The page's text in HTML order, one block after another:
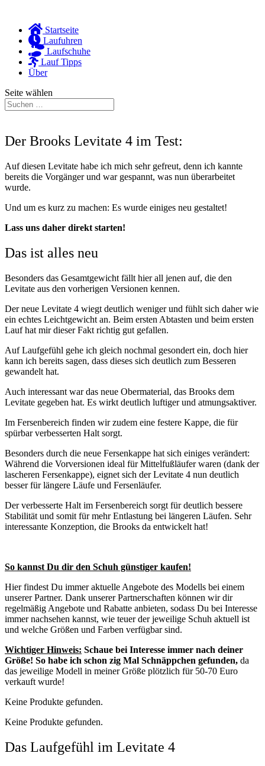
Startseite
Laufuhren
Laufschuhe
Lauf Tipps
Über
Seite wählen
Der Brooks Levitate 4 im Test:
Auf diesen Levitate habe ich mich sehr gefreut, denn ich kannte
bereits die Vorgänger und war gespannt, was nun überarbeitet
wurde.
Und um es kurz zu machen: Es wurde einiges neu gestaltet!
Lass uns daher direkt starten!
Das ist alles neu
Besonders das Gesamtgewicht fällt hier all jenen auf, die den
Levitate aus den vorherigen Versionen kennen.
Der neue Levitate 4 wiegt deutlich weniger und fühlt sich daher wie
ein echtes Leichtgewicht an. Beim ersten Abtasten und beim ersten
Lauf hat mir dieser Fakt richtig gut gefallen.
Auf Laufgefühl gehe ich gleich nochmal gesondert ein, doch hier
kann ich bereits sagen, dass dieses sich deutlich zum Besseren
gewandelt hat.
Auch interessant war das neue Obermaterial, das Brooks dem
Levitate gegeben hat. Es wirkt deutlich luftiger und atmungsaktiver.
Im Fersenbereich finden wir zudem eine festere Kappe, die für
spürbar verbesserten Halt sorgt.
Besonders durch die neue Fersenkappe hat sich einiges verändert:
Während die Vorversionen ideal für Mittelfußläufer waren (dank der
lascheren Fersenkappe), eignet sich der Levitate 4 nun deutlich
besser für längere Läufe und Fersenläufer.
Der verbesserte Halt im Fersenbereich sorgt für deutlich bessere
Stabilität und somit für mehr Entlastung bei längeren Läufen. Sehr
interessante Konzeption, die Brooks da entwickelt hat!
So kannst Du dir den Schuh günstiger kaufen!
Hier findest Du immer aktuelle Angebote des Modells bei einem
unserer Partner. Dank unserer Partnerschaften können wir dir
regelmäßig Angebote und Rabatte anbieten, sodass Du bei Interesse
immer nachsehen kannst, wie teuer der jeweilige Schuh aktuell ist
und welche Größen und Farben verfügbar sind.
Wichtiger Hinweis: Schaue bei Interesse immer nach deiner
Größe! So habe ich schon zig Mal Schnäppchen gefunden, da
das jeweilige Modell in meiner Größe plötzlich für 50-70 Euro
verkauft wurde!
Keine Produkte gefunden.
Keine Produkte gefunden.
Das Laufgefühl im Levitate 4